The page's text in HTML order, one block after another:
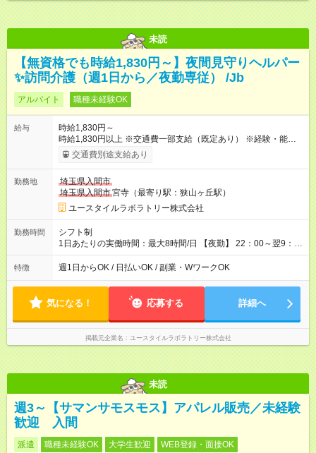
未読
【無資格でも時給1,830円～】夜間見守りヘルパー
✨訪問介護（週1日から／夜勤専従） /Jb
アルバイト 職種未経験OK
給与
時給1,830円～
時給1,830円以上 ※交通費一部支給（既定あり） ※経験・能力を
考慮して決定します 【収入例】 週1回勤務の場合：1,830円×8時
間×4回=5万8,560円 週3回勤務の場合：1,830円×8時間×12回
月 ※ 雇用形態と給与に、本採用時と異なる部分があります。 雇
用形態：本採用時と同じです。 給与：時給 1,580円以上
交通費別途支給あり
勤務地
埼玉県入間市
埼玉県入間市宮寺（最寄り駅：狭山ヶ丘駅）
ユースタイルラボラトリー株式会社
勤務時間
シフト制
1日あたりの実働時間：最大8時間/日 【夜勤】 22：00～翌9：
00 ※週1日～OK ／ 夜勤専従 ＊＊ 勤務時間例 ＊＊ ■22時か
ら翌7時 ■23時から翌8時 ■24時から翌9時 など ※上記の時間
ます。 ※曜日固定（毎週同じ曜日での勤務となります）
特徴 週1日からOK / 日払いOK / 副業・WワークOK
気になる！ 応募する 詳細へ
掲載元企業名 ユースタイルラボラトリー株式会社
未読
週3～【サマンサモスモス】アパレル販売／未経験
歓迎 入間
派遣 職種未経験OK 大学生歓迎 WEB登録・面接OK